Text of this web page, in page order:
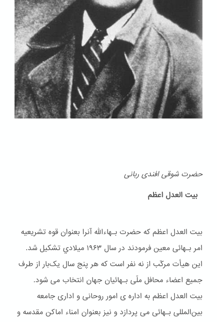
حضرت شوقی افندی ربانی
بیت العدل اعظم
بیت العدل اعظم که حضرت بـهاءالله آنرا بعنوان قوه تشریعیه
امر بـهائی معین فرمودند در سال ۱۹۶۳ ميلادي تشکیل شد.
این هیأت مرکّب از نه نفر است که هر پنج سال یک‌بار از طرف
جمیع اعضاء محافل ملّی بـهائیان جهان انتخاب می شود.
بیت العدل اعظم به اداره ی امور روحانی و اداری جامعه
بین‌المللی بـهائی می پردازد و نیز بعنوان امناء اماکن مقدسه و